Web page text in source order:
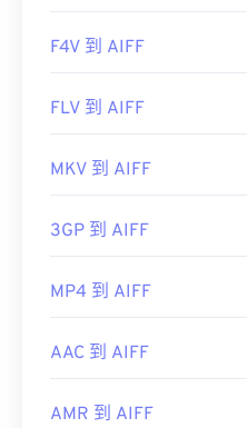
F4V 到 AIFF
FLV 到 AIFF
MKV 到 AIFF
3GP 到 AIFF
MP4 到 AIFF
AAC 到 AIFF
AMR 到 AIFF